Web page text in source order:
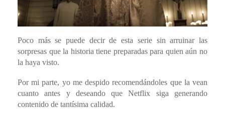
Poco más se puede decir de esta serie sin arruinar las
sorpresas que la historia tiene preparadas para quien aún no
la haya visto.
Por mi parte, yo me despido recomendándoles que la vean
cuanto antes y deseando que Netflix siga generando
contenido de tantísima calidad.